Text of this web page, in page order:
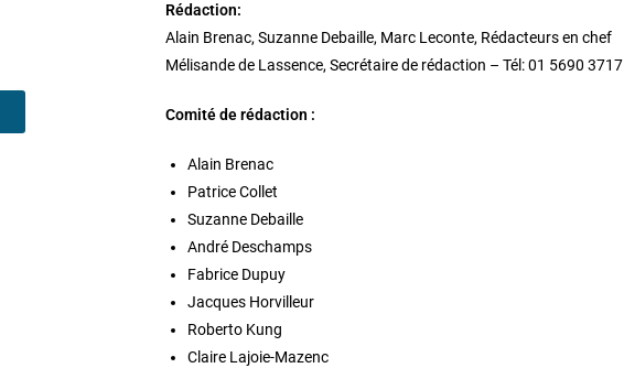
Rédaction:
Alain Brenac, Suzanne Debaille, Marc Leconte, Rédacteurs en chef
Mélisande de Lassence, Secrétaire de rédaction – Tél: 01 5690 3717
Comité de rédaction :
Alain Brenac
Patrice Collet
Suzanne Debaille
André Deschamps
Fabrice Dupuy
Jacques Horvilleur
Roberto Kung
Claire Lajoie-Mazenc